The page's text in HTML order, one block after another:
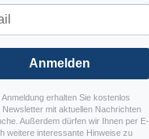
Anmelden
Anmeldung erhalten Sie kostenlos
Newsletter mit aktuellen Nachrichten
Außerdem dürfen wir Ihnen per E-
weitere interessante Hinweise zu